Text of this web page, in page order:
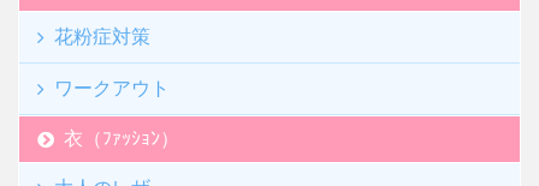
花粉症対策
ワークアウト
衣（ﾌｧｯｼｮﾝ）